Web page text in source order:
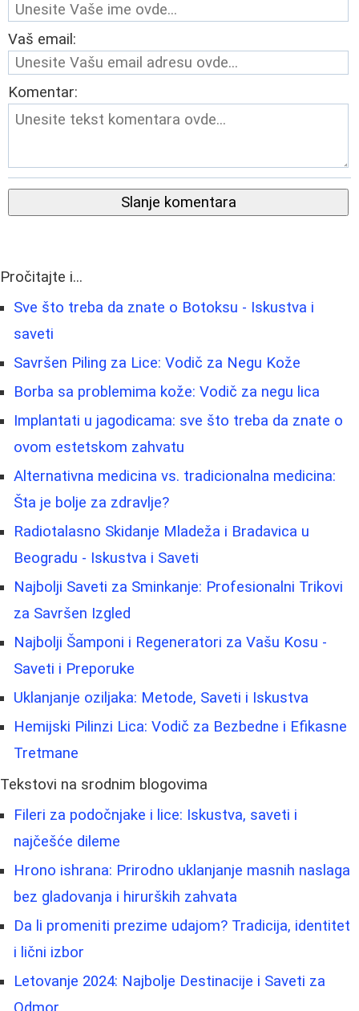
Vaš email:
Komentar:
Slanje komentara
Pročitajte i...
Sve što treba da znate o Botoksu - Iskustva i
saveti
Savršen Piling za Lice: Vodič za Negu Kože
Borba sa problemima kože: Vodič za negu lica
Implantati u jagodicama: sve što treba da znate o
ovom estetskom zahvatu
Alternativna medicina vs. tradicionalna medicina:
Šta je bolje za zdravlje?
Radiotalasno Skidanje Mladeža i Bradavica u
Beogradu - Iskustva i Saveti
Najbolji Saveti za Sminkanje: Profesionalni Trikovi
za Savršen Izgled
Najbolji Šamponi i Regeneratori za Vašu Kosu -
Saveti i Preporuke
Uklanjanje oziljaka: Metode, Saveti i Iskustva
Hemijski Pilinzi Lica: Vodič za Bezbedne i Efikasne
Tretmane
Tekstovi na srodnim blogovima
Fileri za podočnjake i lice: Iskustva, saveti i
najčešće dileme
Hrono ishrana: Prirodno uklanjanje masnih naslaga
bez gladovanja i hirurških zahvata
Da li promeniti prezime udajom? Tradicija, identitet
i lični izbor
Letovanje 2024: Najbolje Destinacije i Saveti za